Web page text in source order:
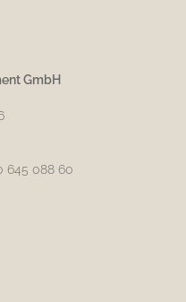
GmbH
645 088 60